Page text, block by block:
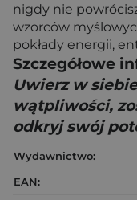
nigdy nie
wzorców
pokłady energii,
Szczegółowe
Uwierz w
wątpliwości,
odkryj swój
Wydawnictwo:
EAN: